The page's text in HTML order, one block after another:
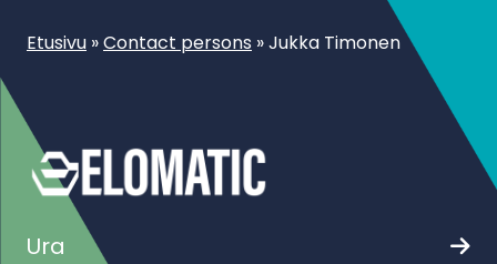
Etusivu »Contact persons »Jukka Timonen
Ura